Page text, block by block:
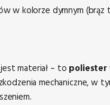
w kolorze dymnym
materiał – to poliester
mechaniczne, w